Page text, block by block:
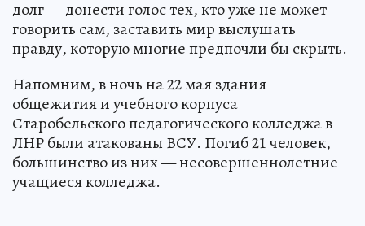
долг — донести голос тех, кто уже не может
говорить сам, заставить мир выслушать
правду, которую многие предпочли бы скрыть.
Напомним, в ночь на 22 мая здания
общежития и учебного корпуса
Старобельского педагогического колледжа в
ЛНР были атакованы ВСУ. Погиб 21 человек,
большинство из них — несовершеннолетние
учащиеся колледжа.